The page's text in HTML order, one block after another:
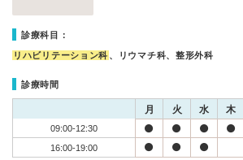
診療科目：
リハビリテーション科 、リウマチ科、整形外科
診療時間
月 火 水 木
09:00-12:30
16:00-19:00